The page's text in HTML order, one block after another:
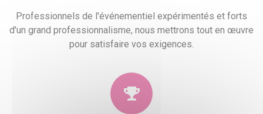
Professionnels de l'événementiel expérimentés et forts
d'un grand professionnalisme, nous mettrons tout en œuvre
pour satisfaire vos exigences.